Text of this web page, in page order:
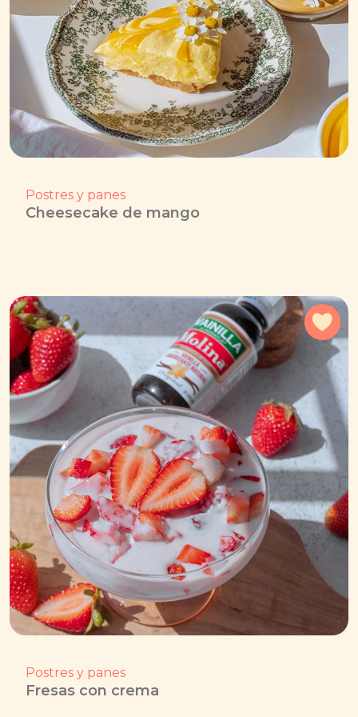
Postres y panes
Cheesecake de mango
Postres y panes
Fresas con crema